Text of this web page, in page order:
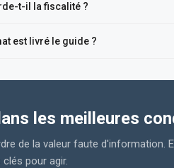
t-il la fiscalité ?
est livré le guide ?
les meilleures
de la valeur faute d'information.
pour agir.